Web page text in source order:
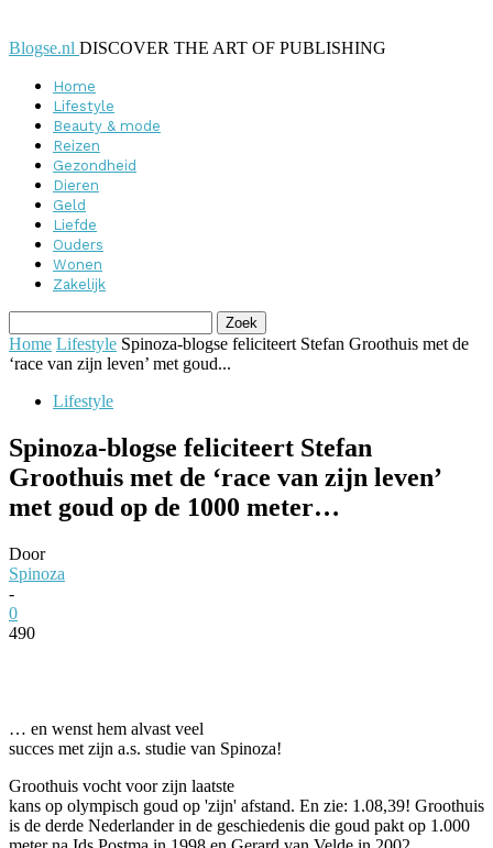
Blogse.nl DISCOVER THE ART OF PUBLISHING
Home
Lifestyle
Beauty & mode
Reizen
Gezondheid
Dieren
Geld
Liefde
Ouders
Wonen
Zakelijk
Home Lifestyle Spinoza-blogse feliciteert Stefan Groothuis met de
‘race van zijn leven’ met goud...
Lifestyle
Spinoza-blogse feliciteert Stefan
Groothuis met de ‘race van zijn leven’
met goud op de 1000 meter…
Door
Spinoza
-
0
490
… en wenst hem alvast veel
succes met zijn a.s. studie van Spinoza!
Groothuis vocht voor zijn laatste
kans op olympisch goud op 'zijn' afstand. En zie: 1.08,39! Groothuis
is de derde Nederlander in de geschiedenis die goud pakt op 1.000